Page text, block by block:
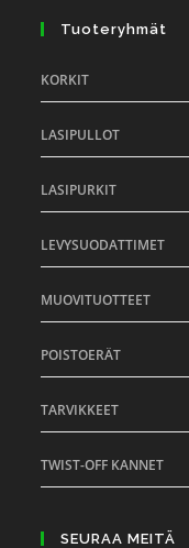
Tuoteryhmät
KORKIT
LASIPULLOT
LASIPURKIT
LEVYSUODATTIMET
MUOVITUOTTEET
POISTOERÄT
TARVIKKEET
TWIST-OFF KANNET
SEURAA MEITÄ